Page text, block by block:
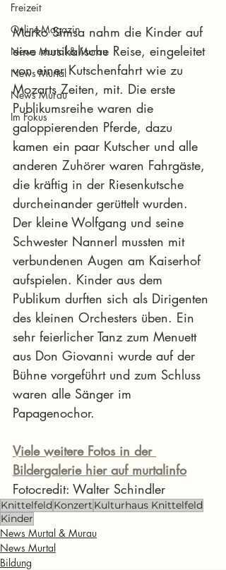
Freizeit
Online-Magazin
News Murtal & Murau
News Murtal
News Murau
Im Fokus
Marko Simsa nahm die Kinder auf
eine musikalische Reise, eingeleitet
von einer Kutschenfahrt wie zu
Mozarts Zeiten, mit. Die erste
Publikumsreihe waren die
galoppierenden Pferde, dazu
kamen ein paar Kutscher und alle
anderen Zuhörer waren Fahrgäste,
die kräftig in der Riesenkutsche
durcheinander gerüttelt wurden.
Der kleine Wolfgang und seine
Schwester Nannerl mussten mit
verbundenen Augen am Kaiserhof
aufspielen. Kinder aus dem
Publikum durften sich als Dirigenten
des kleinen Orchesters üben. Ein
sehr feierlicher Tanz zum Menuett
aus Don Giovanni wurde auf der
Bühne vorgeführt und zum Schluss
waren alle Sänger im
Papagenochor.
Viele weitere Fotos in der
Bildergalerie hier auf murtalinfo
Fotocredit: Walter Schindler
Knittelfeld Konzert Kulturhaus Knittelfeld
Kinder
News Murtal & Murau
News Murtal
Bildung